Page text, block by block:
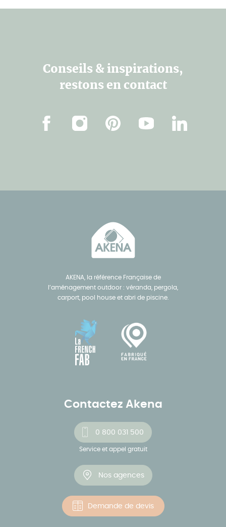
AKENA, la référence Française de
l’aménagement outdoor : véranda, pergola,
carport, pool house et abri de piscine.
Contactez Akena
0 800 031 500
Service et appel gratuit
Nos agences
Demande de devis
Conseils & inspirations,
restons en contact
FacebookInstagramPinterestYoutube